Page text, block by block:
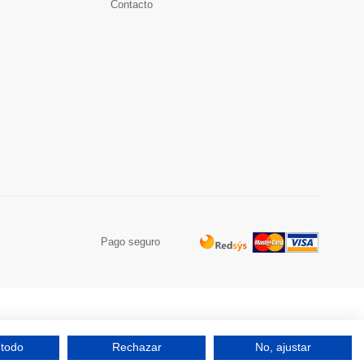
Contacto
Pago seguro
Rechazar No, ajustar